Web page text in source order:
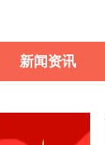
新闻资讯